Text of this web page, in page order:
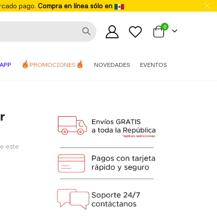
pago. Compra en línea sólo en
Mi carrito
0elementos
PROMOCIONES NOVEDADES EVENTOS
este